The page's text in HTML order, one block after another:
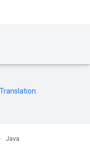
Java